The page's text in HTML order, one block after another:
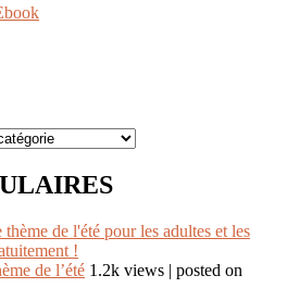
de l’été 1.2k views | posted on